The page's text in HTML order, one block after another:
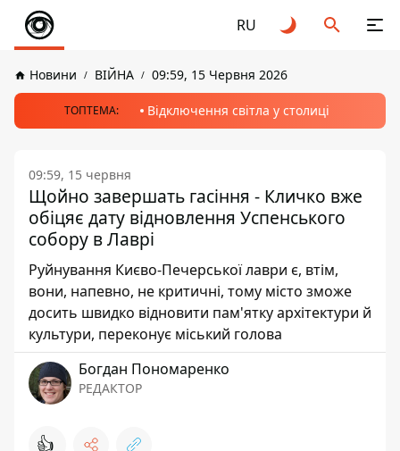
RU
Новини ВІЙНА 09:59, 15 Червня 2026
ТОПТЕМА: Відключення світла у столиці
09:59, 15 червня
Щойно завершать гасіння - Кличко вже
обіцяє дату відновлення Успенського
собору в Лаврі
Руйнування Києво-Печерської лаври є, втім,
вони, напевно, не критичні, тому місто зможе
досить швидко відновити пам'ятку архітектури й
культури, переконує міський голова
Богдан Пономаренко
РЕДАКТОР
👍